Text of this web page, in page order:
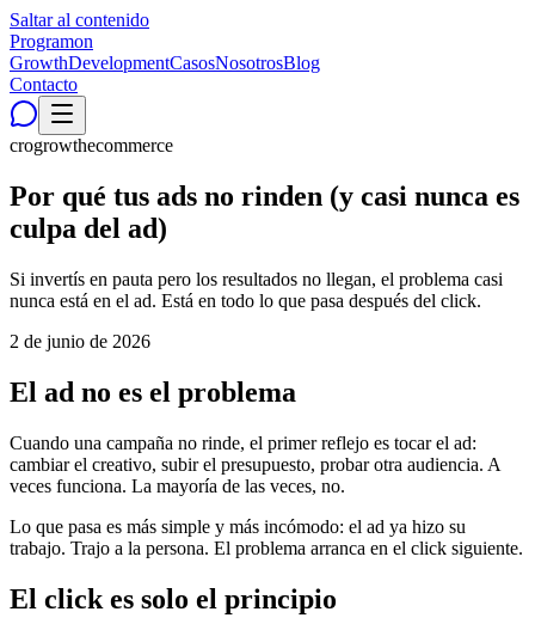
Saltar al contenido
Programon
GrowthDevelopmentCasosNosotrosBlog
Contacto
crogrowthecommerce
Por qué tus ads no rinden (y casi nunca es
culpa del ad)
Si invertís en pauta pero los resultados no llegan, el problema casi
nunca está en el ad. Está en todo lo que pasa después del click.
2 de junio de 2026
El ad no es el problema
Cuando una campaña no rinde, el primer reflejo es tocar el ad:
cambiar el creativo, subir el presupuesto, probar otra audiencia. A
veces funciona. La mayoría de las veces, no.
Lo que pasa es más simple y más incómodo: el ad ya hizo su
trabajo. Trajo a la persona. El problema arranca en el click siguiente.
El click es solo el principio